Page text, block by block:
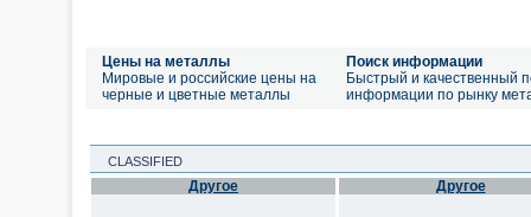
Цены на металлы
Мировые и российские цены на
черные и цветные металлы
Поиск информации
Быстрый и качественный
информации по рынку
CLASSIFIED
Другое Другое